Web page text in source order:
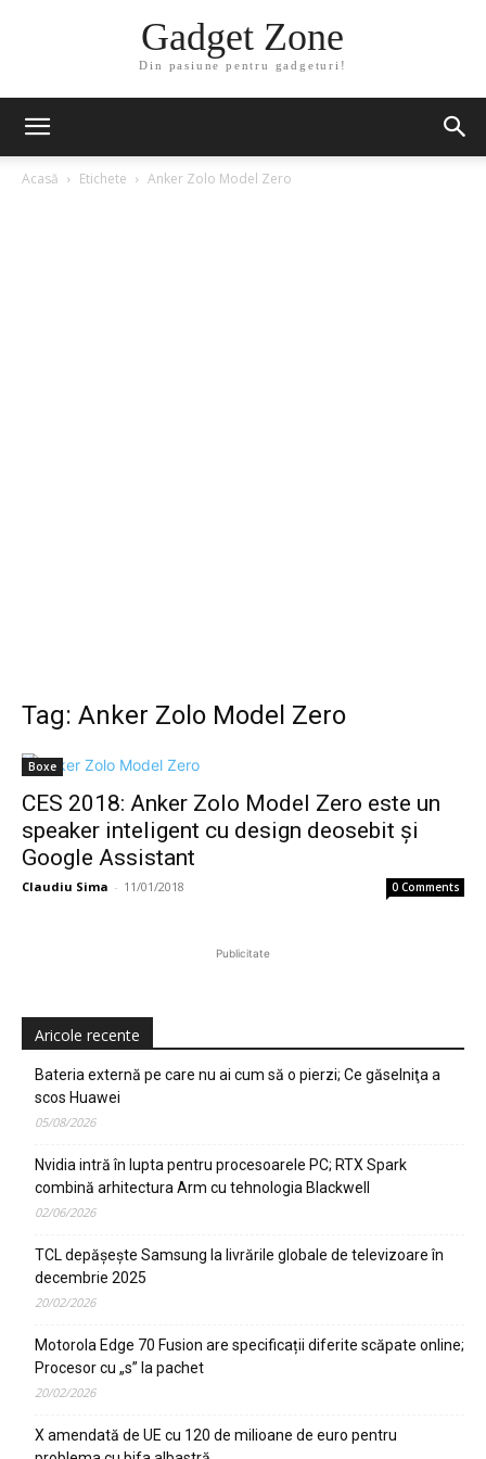
Gadget Zone
Din pasiune pentru gadgeturi!
Acasă Etichete Anker Zolo Model Zero
Tag: Anker Zolo Model Zero
Boxe
CES 2018: Anker Zolo Model Zero este un
speaker inteligent cu design deosebit și
Google Assistant
Claudiu Sima - 11/01/2018 0 Comments
Publicitate
Aricole recente
Bateria externă pe care nu ai cum să o pierzi; Ce găselniţa a
scos Huawei
05/08/2026
Nvidia intră în lupta pentru procesoarele PC; RTX Spark
combină arhitectura Arm cu tehnologia Blackwell
02/06/2026
TCL depășește Samsung la livrările globale de televizoare în
decembrie 2025
20/02/2026
Motorola Edge 70 Fusion are specificații diferite scăpate online;
Procesor cu „s” la pachet
20/02/2026
X amendată de UE cu 120 de milioane de euro pentru